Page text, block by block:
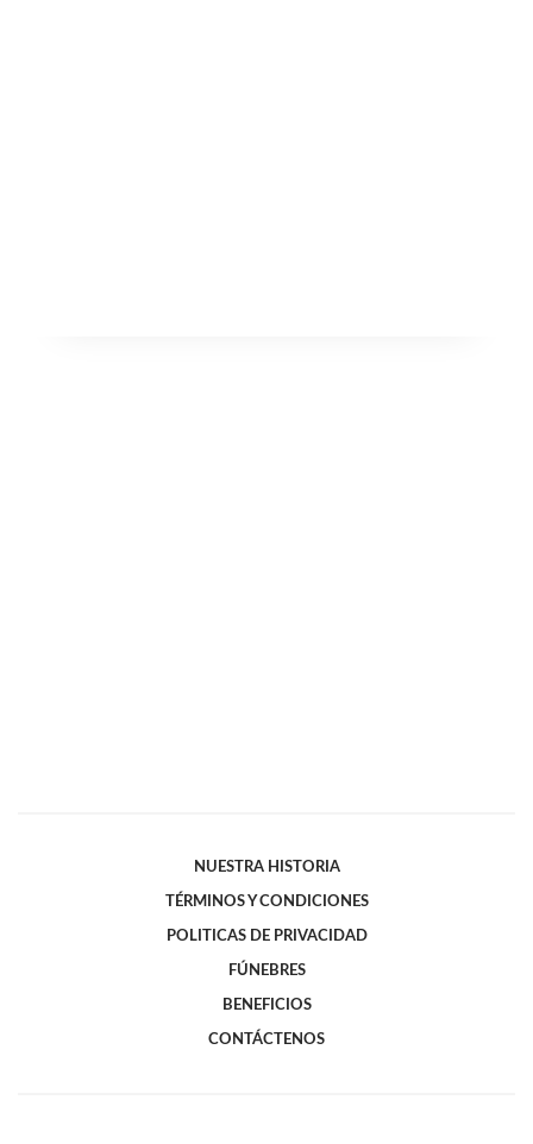
NUESTRA HISTORIA
TÉRMINOS Y CONDICIONES
POLITICAS DE PRIVACIDAD
FÚNEBRES
BENEFICIOS
CONTÁCTENOS